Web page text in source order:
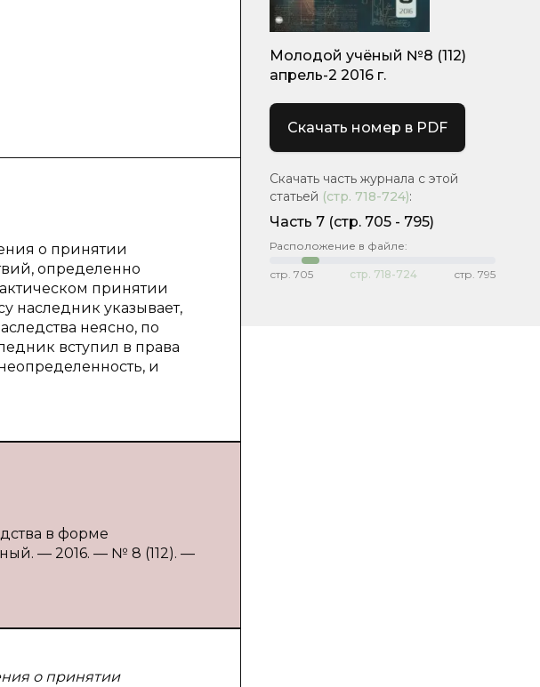
о принятии
определенно
принятии
наследник указывает,
неясно, по
вступил в права
и
в форме
— 2016. — № 8 (112). —
о принятии
Молодой учёный №8 (112)
апрель-2 2016 г.
Скачать номер в PDF
Скачать часть журнала с этой
статьей (стр. 718-724):
Часть 7 (cтр. 705 - 795)
Расположение в файле:
стр. 705 стр. 718-724 стр. 795